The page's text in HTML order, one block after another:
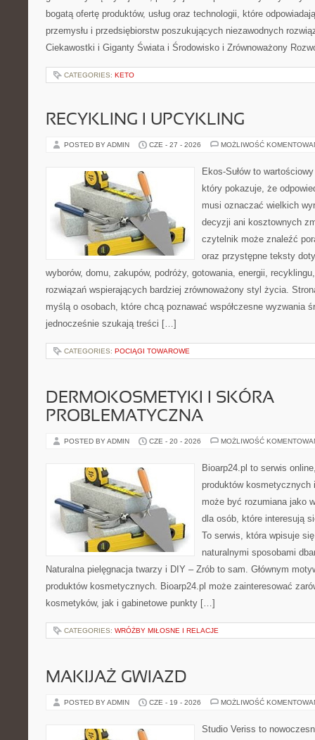
bogatą ofertę produktów, usług oraz technologii, które
przemysłu i przedsiębiorstw poszukujących niezawodnych
Ciekawostki i Giganty Świata i Środowisko i Zrównoważony
CATEGORIES: KETO
RECYKLING I UPCYKLING
POSTED BY ADMIN CZE - 27 - 2026 MOŻLIWOŚĆ
Ekos-Sułów to
który pokazuje, że
musi oznaczać wielkich
decyzji ani kosztownych
czytelnik może znaleźć
oraz przystępne teksty
wyborów, domu, zakupów, podróży, gotowania, energii,
rozwiązań wspierających bardziej zrównoważony styl życia.
myślą o osobach, które chcą poznawać współczesne wyzwania
jednocześnie szukają treści […]
CATEGORIES: POCIĄGI TOWAROWE
DERMOKOSMETYKI I SKÓRA
PROBLEMATYCZNA
POSTED BY ADMIN CZE - 20 - 2026 MOŻLIWOŚĆ
Bioarp24.pl to serwis
produktów kosmetycznych
może być rozumiana jako
dla osób, które interesują
To serwis, która wpisuje
naturalnymi sposobami
Naturalna pielęgnacja twarzy i DIY – Zrób to sam. Głównym
produktów kosmetycznych. Bioarp24.pl może zainteresować
kosmetyków, jak i gabinetowe punkty […]
CATEGORIES: WRÓŻBY MIŁOSNE I RELACJE
MAKIJAŻ GWIAZD
POSTED BY ADMIN CZE - 19 - 2026 MOŻLIWOŚĆ
Studio Veriss to